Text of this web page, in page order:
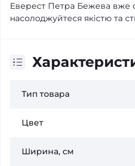
Еверест Петра Бежева вже
насолоджуйтеся якістю та
Тип товара
Цвет
Ширина, см